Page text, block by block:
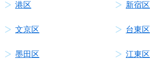
港区 新宿区
文京区 台東区
墨田区 江東区